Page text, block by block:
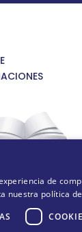
de
nuestra política